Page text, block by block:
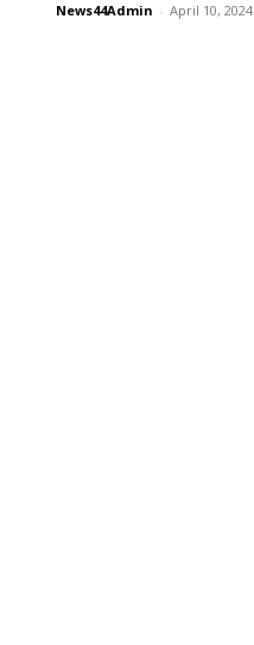
News44Admin - April 10, 2024